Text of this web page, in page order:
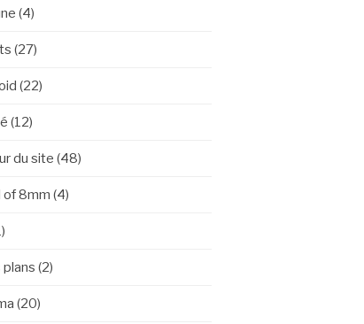
(4)
(27)
(22)
(12)
du site (48)
of 8mm (4)
plans (2)
(20)